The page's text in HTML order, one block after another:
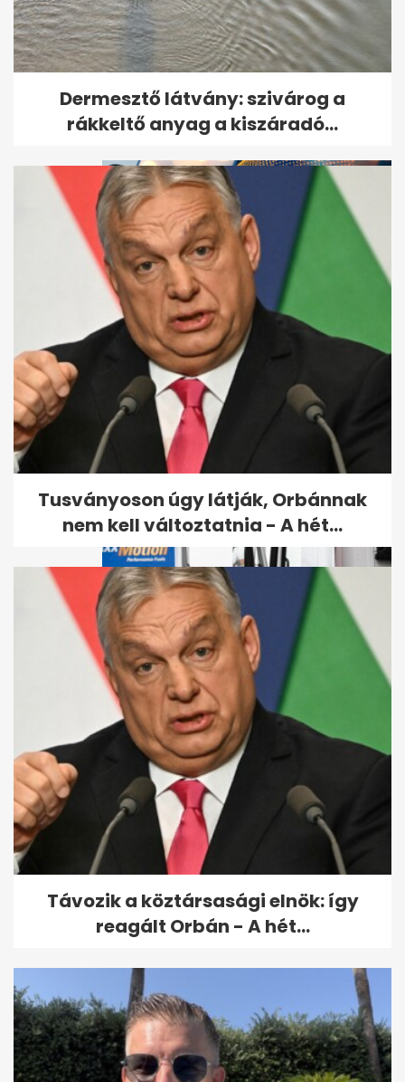
Megszökött a több száz állatot
brutálisan megkínzó nő
Kiderült, hogyan végzett
gyilkosa a Budapesten eltűnt
amerikai...
Egy hétig országos rendőrségi
ellenőrzést tartanak a
közutakon
Dermesztő látvány: szivárog a
rákkeltő anyag a kiszáradó...
Tusványoson úgy látják, Orbánnak
nem kell változtatnia - A hét...
Távozik a köztársasági elnök: így
reagált Orbán - A hét...